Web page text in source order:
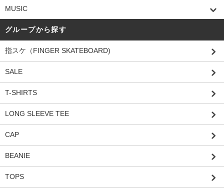
MUSIC
グループから探す
指スケ（FINGER SKATEBOARD)
SALE
T-SHIRTS
LONG SLEEVE TEE
CAP
BEANIE
TOPS